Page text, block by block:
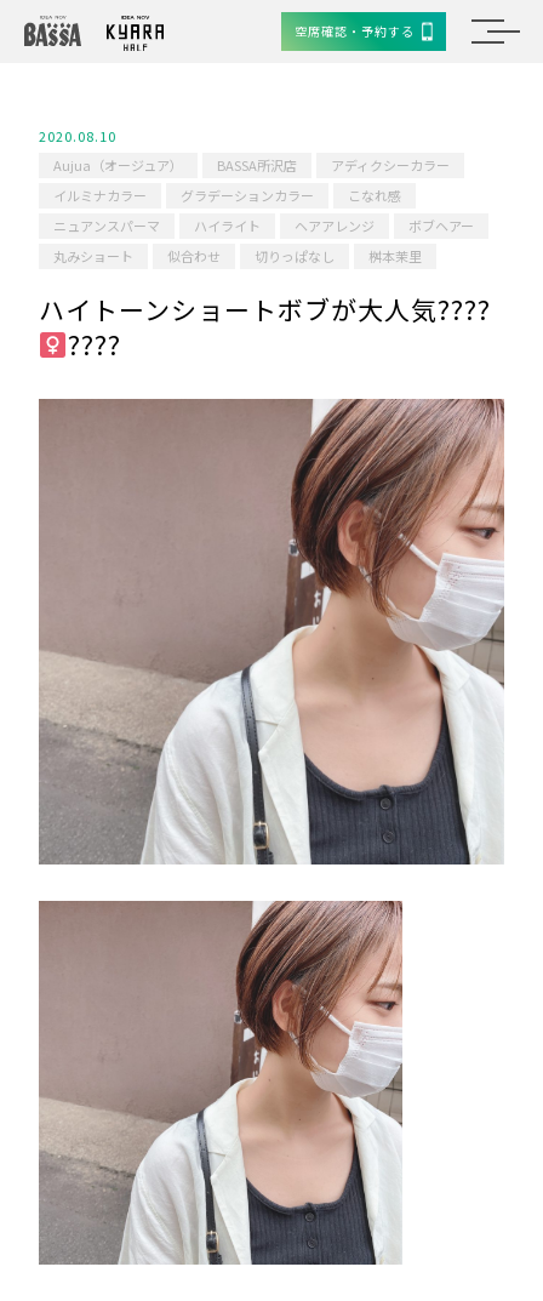
空席確認・予約する
2020.08.10
Aujua（オージュア）
BASSA所沢店
アディクシーカラー
イルミナカラー
グラデーションカラー
こなれ感
ニュアンスパーマ
ハイライト ヘアアレンジ
ボブヘアー
丸みショート
似合わせ 切りっぱなし 桝本茉里
ハイトーンショートボブが大人気????‍
????